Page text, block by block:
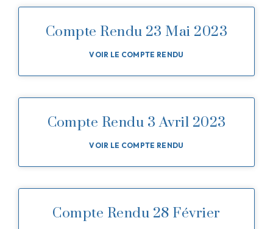
Compte Rendu 23 Mai 2023
VOIR LE COMPTE RENDU
Compte Rendu 3 Avril 2023
VOIR LE COMPTE RENDU
Compte Rendu 28 Février